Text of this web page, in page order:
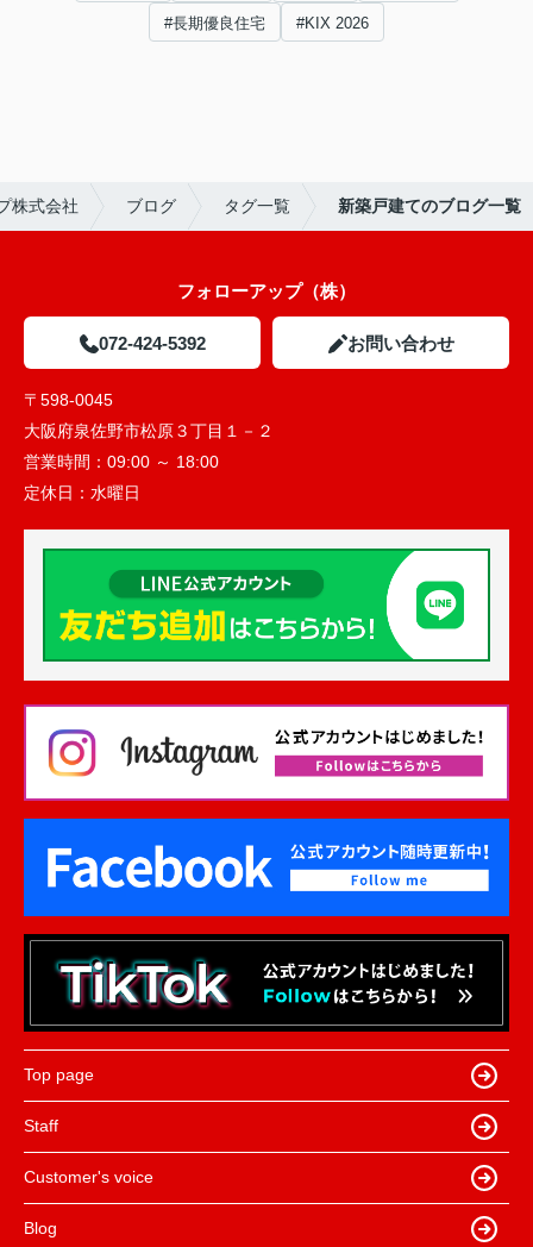
#長期優良住宅 #KIX 2026
株式会社 ブログ タグ一覧 新築戸建てのブログ一覧
フォローアップ（株）
072-424-5392 お問い合わせ
〒598-0045
大阪府泉佐野市松原３丁目１－２
営業時間： 09:00 ～ 18:00
定休日： 水曜日
Top page
Staff
Customer's voice
Blog